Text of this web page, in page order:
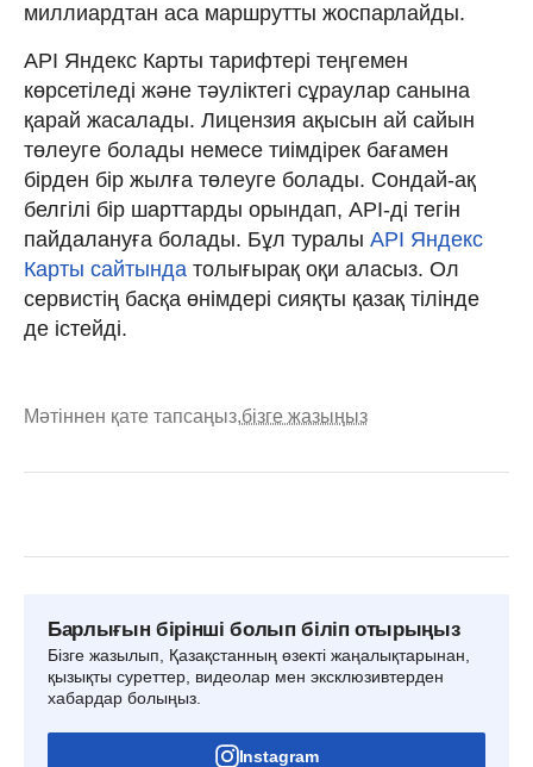
миллиардтан аса маршрутты жоспарлайды.
API Яндекс Карты тарифтері теңгемен
көрсетіледі және тәуліктегі сұраулар санына
қарай жасалады. Лицензия ақысын ай сайын
төлеуге болады немесе тиімдірек бағамен
бірден бір жылға төлеуге болады. Сондай-ақ
белгілі бір шарттарды орындап, API-ді тегін
пайдалануға болады. Бұл туралы API Яндекс
Карты сайтында толығырақ оқи аласыз. Ол
сервистің басқа өнімдері сияқты қазақ тілінде
де істейді.
Мәтіннен қате тапсаңыз,бізге жазыңыз
Барлығын бірінші болып біліп отырыңыз
Бізге жазылып, Қазақстанның өзекті жаңалықтарынан,
қызықты суреттер, видеолар мен эксклюзивтерден
хабардар болыңыз.
Instagram